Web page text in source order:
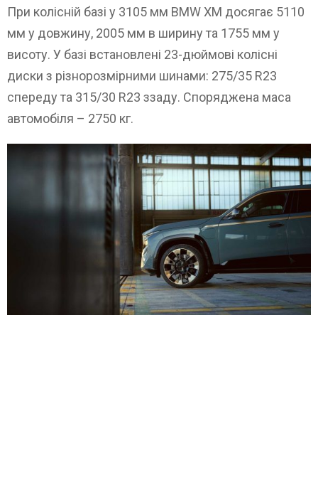
При колісній базі у 3105 мм BMW XM досягає 5110
мм у довжину, 2005 мм в ширину та 1755 мм у
висоту. У базі встановлені 23-дюймові колісні
диски з різнорозмірними шинами: 275/35 R23
спереду та 315/30 R23 ззаду. Споряджена маса
автомобіля – 2750 кг.